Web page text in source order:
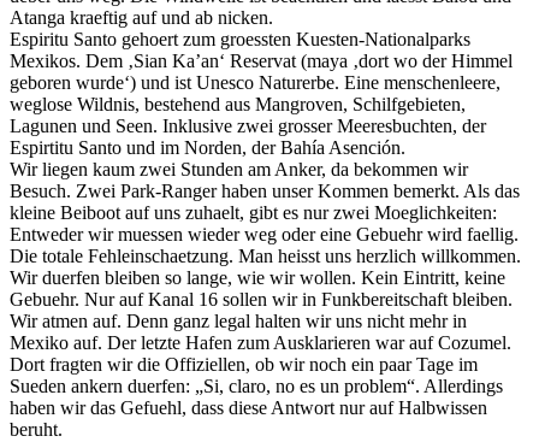
Atanga kraeftig auf und ab nicken.
Espiritu Santo gehoert zum groessten Kuesten-Nationalparks
Mexikos. Dem ‚Sian Ka’an‘ Reservat (maya ‚dort wo der Himmel
geboren wurde‘) und ist Unesco Naturerbe. Eine menschenleere,
weglose Wildnis, bestehend aus Mangroven, Schilfgebieten,
Lagunen und Seen. Inklusive zwei grosser Meeresbuchten, der
Espirtitu Santo und im Norden, der Bahía Asención.
Wir liegen kaum zwei Stunden am Anker, da bekommen wir
Besuch. Zwei Park-Ranger haben unser Kommen bemerkt. Als das
kleine Beiboot auf uns zuhaelt, gibt es nur zwei Moeglichkeiten:
Entweder wir muessen wieder weg oder eine Gebuehr wird faellig.
Die totale Fehleinschaetzung. Man heisst uns herzlich willkommen.
Wir duerfen bleiben so lange, wie wir wollen. Kein Eintritt, keine
Gebuehr. Nur auf Kanal 16 sollen wir in Funkbereitschaft bleiben.
Wir atmen auf. Denn ganz legal halten wir uns nicht mehr in
Mexiko auf. Der letzte Hafen zum Ausklarieren war auf Cozumel.
Dort fragten wir die Offiziellen, ob wir noch ein paar Tage im
Sueden ankern duerfen: „Si, claro, no es un problem“. Allerdings
haben wir das Gefuehl, dass diese Antwort nur auf Halbwissen
beruht.